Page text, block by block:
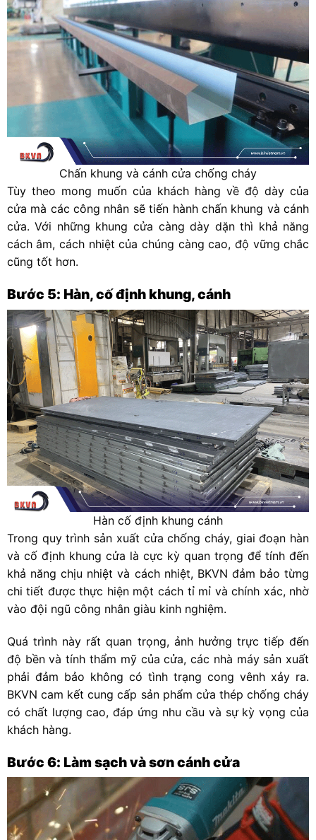
Chấn khung và cánh cửa chống cháy
Tùy theo mong muốn của khách hàng về độ dày của
cửa mà các công nhân sẽ tiến hành chấn khung và cánh
cửa. Với những khung cửa càng dày dặn thì khả năng
cách âm, cách nhiệt của chúng càng cao, độ vững chắc
cũng tốt hơn.
Bước 5: Hàn, cố định khung, cánh
Hàn cố định khung cánh
Trong quy trình sản xuất cửa chống cháy, giai đoạn hàn
và cố định khung cửa là cực kỳ quan trọng để tính đến
khả năng chịu nhiệt và cách nhiệt, BKVN đảm bảo từng
chi tiết được thực hiện một cách tỉ mỉ và chính xác, nhờ
vào đội ngũ công nhân giàu kinh nghiệm.
Quá trình này rất quan trọng, ảnh hưởng trực tiếp đến
độ bền và tính thẩm mỹ của cửa, các nhà máy sản xuất
phải đảm bảo không có tình trạng cong vênh xảy ra.
BKVN cam kết cung cấp sản phẩm cửa thép chống cháy
có chất lượng cao, đáp ứng nhu cầu và sự kỳ vọng của
khách hàng.
Bước 6: Làm sạch và sơn cánh cửa